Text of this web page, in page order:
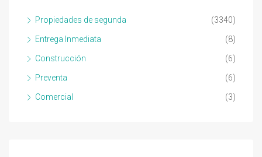
Propiedades de segunda (3340)
Entrega Inmediata (8)
Construcción (6)
Preventa (6)
Comercial (3)